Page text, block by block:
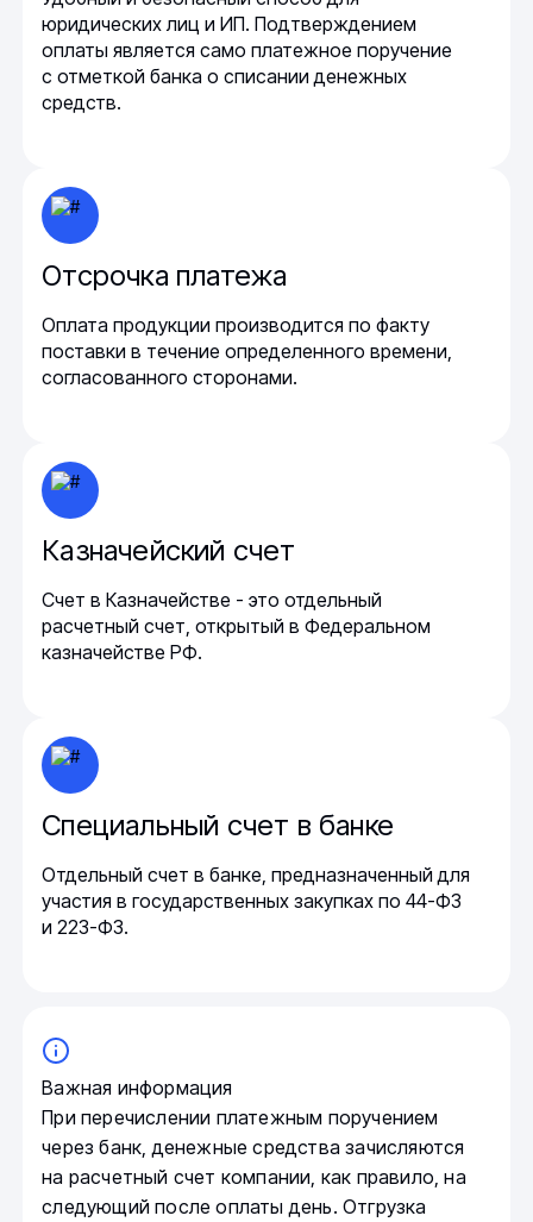
юридических лиц и ИП. Подтверждением
оплаты является само платежное поручение
с отметкой банка о списании денежных
средств.
Отсрочка платежа
Оплата продукции производится по факту
поставки в течение определенного времени,
согласованного сторонами.
Казначейский счет
Счет в Казначействе - это отдельный
расчетный счет, открытый в Федеральном
казначействе РФ.
Специальный счет в банке
Отдельный счет в банке, предназначенный для
участия в государственных закупках по 44-ФЗ
и 223-ФЗ.
Важная информация
При перечислении платежным поручением
через банк, денежные средства зачисляются
на расчетный счет компании, как правило, на
следующий после оплаты день. Отгрузка